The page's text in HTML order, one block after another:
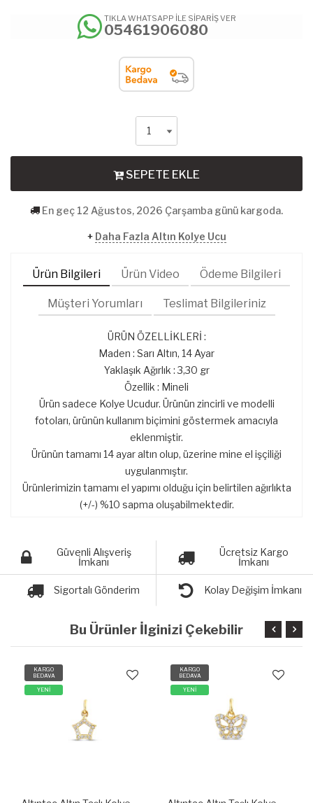
TIKLA WHATSAPP İLE SİPARİŞ VER
05461906080
SEPETE EKLE
En geç 12 Ağustos, 2026 Çarşamba günü kargoda.
+ Daha Fazla Altın Kolye Ucu
Ürün Bilgileri Ürün Video Ödeme Bilgileri
Müşteri Yorumları Teslimat Bilgileriniz
ÜRÜN ÖZELLİKLERİ :
Maden : Sarı Altın, 14 Ayar
Yaklaşık Ağırlık : 3,30 gr
Özellik : Mineli
Ürün sadece Kolye Ucudur. Ürünün zincirli ve modelli
fotoları, ürünün kullanım biçimini göstermek amacıyla
eklenmiştir.
Ürünün tamamı 14 ayar altın olup, üzerine mine el işçiliği
uygulanmıştır.
Ürünlerimizin tamamı el yapımı olduğu için belirtilen ağırlıkta
(+/-) %10 sapma oluşabilmektedir.
Güvenli Alışveriş
İmkanı
Ücretsiz Kargo
İmkanı
Sigortalı Gönderim Kolay Değişim İmkanı
Bu Ürünler İlginizi Çekebilir
KARGO
BEDAVA
YENİ
KARGO
BEDAVA
YENİ